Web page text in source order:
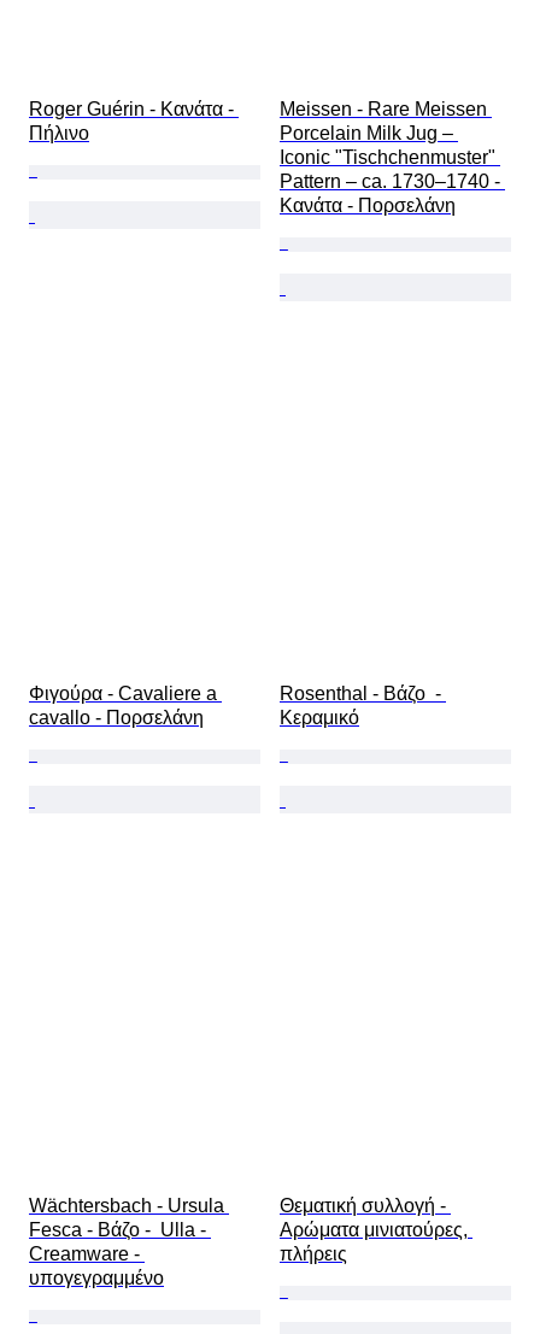
Roger Guérin - Κανάτα -
Πήλινο
Meissen - Rare Meissen
Porcelain Milk Jug –
Iconic "Tischchenmuster"
Pattern – ca. 1730–1740 -
Κανάτα - Πορσελάνη
Φιγούρα - Cavaliere a
cavallo - Πορσελάνη
Rosenthal - Βάζο  -
Κεραμικό
Wächtersbach - Ursula
Fesca - Βάζο -  Ulla -
Creamware -
υπογεγραμμένο
Θεματική συλλογή -
Αρώματα μινιατούρες,
πλήρεις